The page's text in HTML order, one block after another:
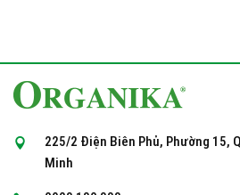
225/2 Điện Biên Phủ, Phường 15,
Minh